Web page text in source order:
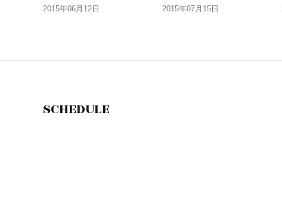
2015年06月12日 2015年07月15日
SCHEDULE